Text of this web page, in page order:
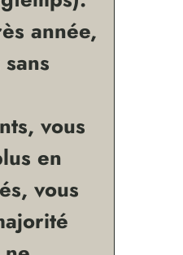
année,
vous
en
vous